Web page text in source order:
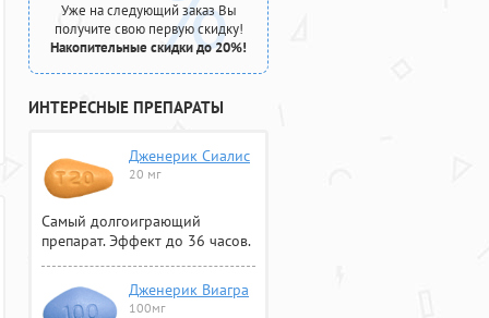
Уже на следующий заказ Вы
получите свою первую скидку!
Накопительные скидки до 20%!
ИНТЕРЕСНЫЕ ПРЕПАРАТЫ
Дженерик Сиалис
20 мг
Самый долгоиграющий
препарат. Эффект до 36 часов.
Дженерик Виагра
100мг